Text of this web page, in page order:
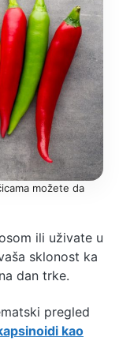
možete da
ili uživate u
sklonost ka
dan trke.
pregled
kao